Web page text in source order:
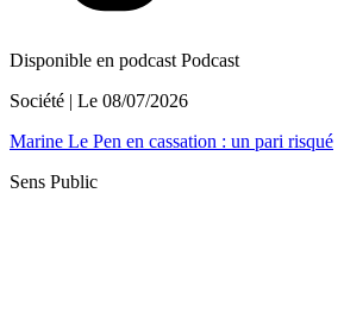
Disponible en podcast Podcast
Société | Le 08/07/2026
Marine Le Pen en cassation : un pari risqué
Sens Public